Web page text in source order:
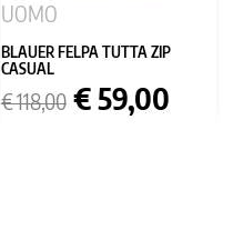
UOMO
BLAUER FELPA TUTTA ZIP
CASUAL
Prezzo
base
€ 118,00 Prezzo
€ 59,00